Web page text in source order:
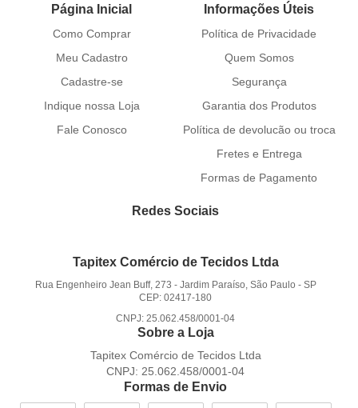
Página Inicial
Como Comprar
Meu Cadastro
Cadastre-se
Indique nossa Loja
Fale Conosco
Informações Úteis
Política de Privacidade
Quem Somos
Segurança
Garantia dos Produtos
Política de devolucão ou troca
Fretes e Entrega
Formas de Pagamento
Redes Sociais
Tapitex Comércio de Tecidos Ltda
Rua Engenheiro Jean Buff, 273 - Jardim Paraíso, São Paulo - SP
CEP: 02417-180
CNPJ: 25.062.458/0001-04
Sobre a Loja
Tapitex Comércio de Tecidos Ltda
CNPJ: 25.062.458/0001-04
Formas de Envio